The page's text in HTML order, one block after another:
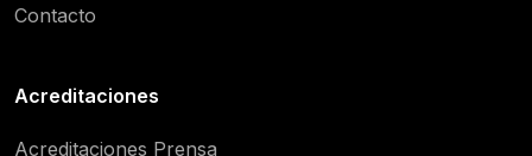
Contacto
Acreditaciones
Acreditaciones Prensa